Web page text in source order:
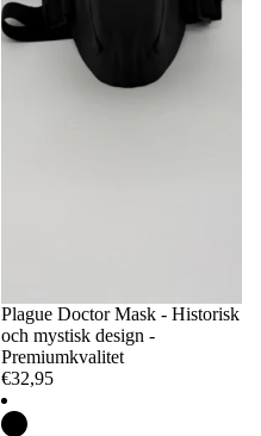
Plague Doctor Mask - Historisk
och mystisk design -
Premiumkvalitet
€32,95